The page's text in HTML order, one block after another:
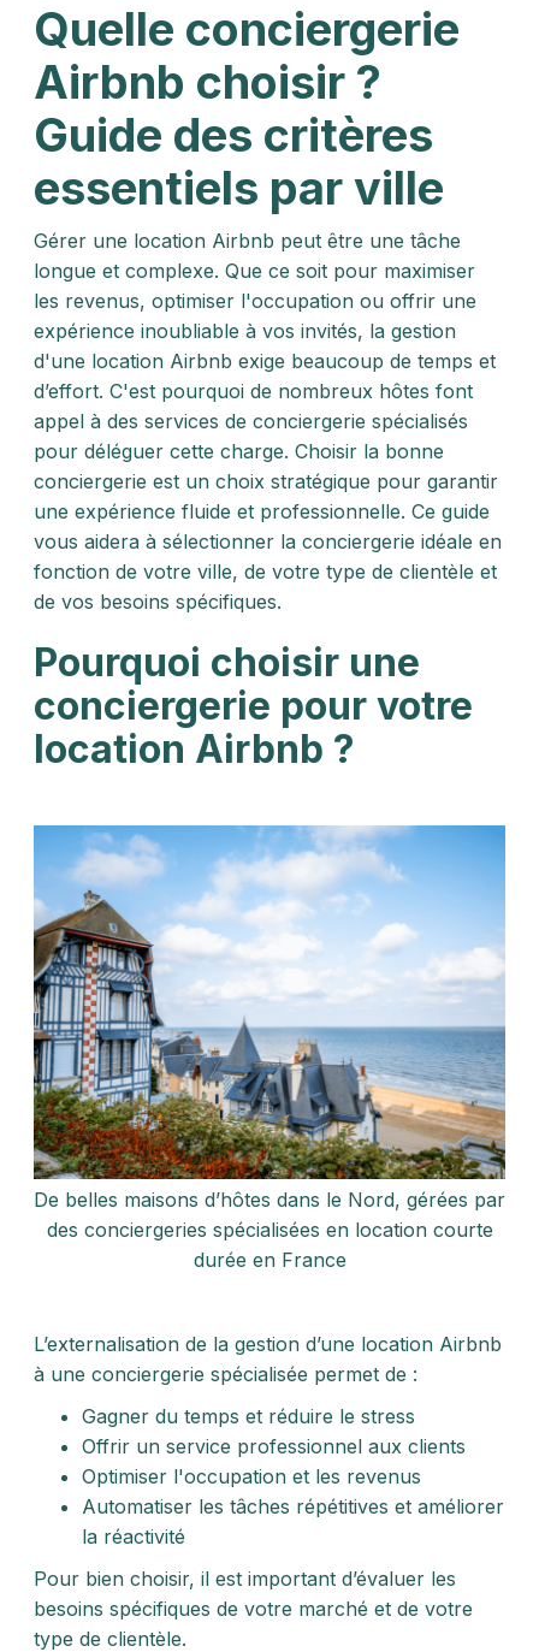
Quelle conciergerie
Airbnb choisir ?
Guide des critères
essentiels par ville
Gérer une location Airbnb peut être une tâche
longue et complexe. Que ce soit pour maximiser
les revenus, optimiser l'occupation ou offrir une
expérience inoubliable à vos invités, la gestion
d'une location Airbnb exige beaucoup de temps et
d’effort. C'est pourquoi de nombreux hôtes font
appel à des services de conciergerie spécialisés
pour déléguer cette charge. Choisir la bonne
conciergerie est un choix stratégique pour garantir
une expérience fluide et professionnelle. Ce guide
vous aidera à sélectionner la conciergerie idéale en
fonction de votre ville, de votre type de clientèle et
de vos besoins spécifiques.
Pourquoi choisir une
conciergerie pour votre
location Airbnb ?
De belles maisons d’hôtes dans le Nord, gérées par
des conciergeries spécialisées en location courte
durée en France
L’externalisation de la gestion d’une location Airbnb
à une conciergerie spécialisée permet de :
Gagner du temps et réduire le stress
Offrir un service professionnel aux clients
Optimiser l'occupation et les revenus
Automatiser les tâches répétitives et améliorer
la réactivité
Pour bien choisir, il est important d’évaluer les
besoins spécifiques de votre marché et de votre
type de clientèle.